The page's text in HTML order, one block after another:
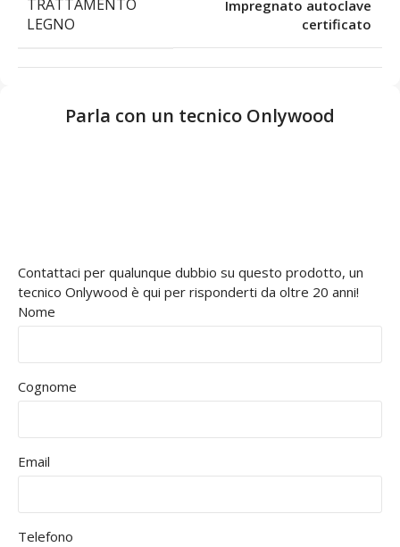
TRATTAMENTO
LEGNO
Impregnato autoclave
certificato
Parla con un tecnico Onlywood
Contattaci per qualunque dubbio su questo prodotto, un
tecnico Onlywood è qui per risponderti da oltre 20 anni!
Nome
Cognome
Email
Telefono